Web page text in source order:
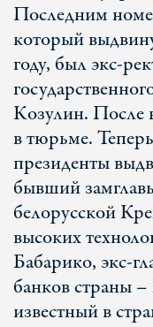
Последним
который
году, был экс-
Козулин. После
в тюрьме.
президенты
бывший
белорусской
высоких
Бабарико, экс-
банков страны
известный в